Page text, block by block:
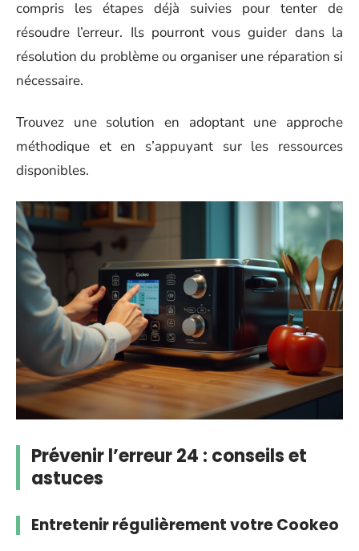
compris les étapes déjà suivies pour tenter de
résoudre l’erreur. Ils pourront vous guider dans la
résolution du problème ou organiser une réparation si
nécessaire.
Trouvez une solution en adoptant une approche
méthodique et en s’appuyant sur les ressources
disponibles.
Prévenir l’erreur 24 : conseils et
astuces
Entretenir régulièrement votre Cookeo